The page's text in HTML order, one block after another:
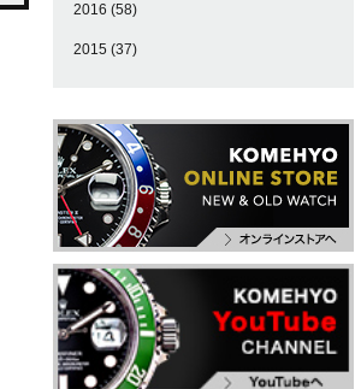
2016 (58)
2015 (37)